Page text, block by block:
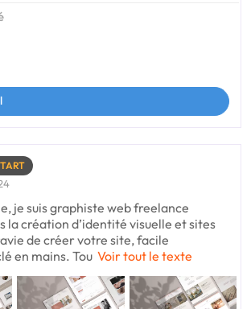
je suis graphiste web freelance
la création d’identité visuelle et sites
de créer votre site, facile
en mains. Tou Voir tout le texte